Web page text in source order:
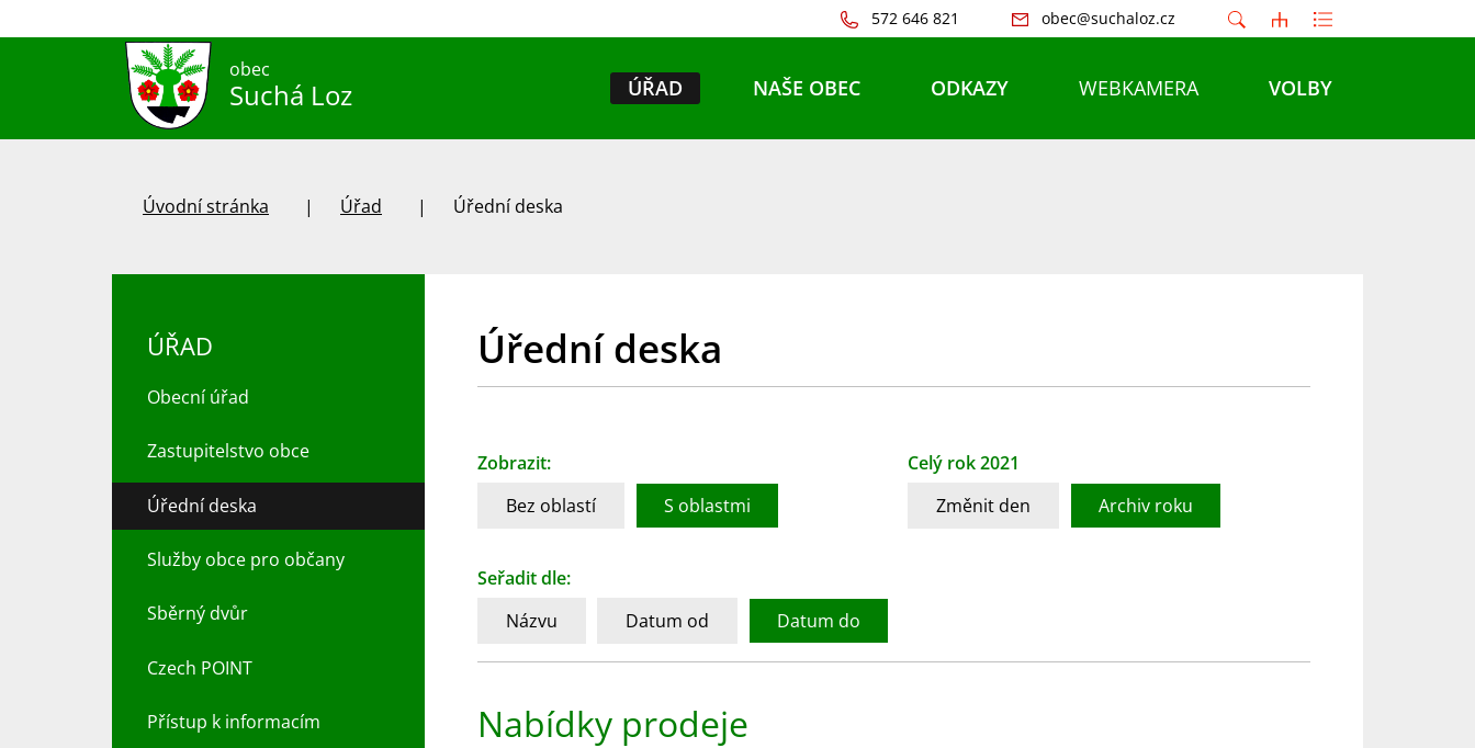
572 646 821 obec@suchaloz.cz
obec
Suchá Loz ÚŘAD NAŠE OBEC ODKAZY WEBKAMERA VOLBY
Úvodní stránka Úřad Úřední deska
Úřední deska
Zobrazit:
Bez oblastí
S oblastmi
Celý rok 2021
Změnit den
Archiv roku
Seřadit dle:
Názvu
Datum od Datum do
Nabídky prodeje
ÚŘAD
Obecní úřad
Zastupitelstvo obce
Úřední deska
Služby obce pro občany
Sběrný dvůr
Czech POINT
Přístup k informacím